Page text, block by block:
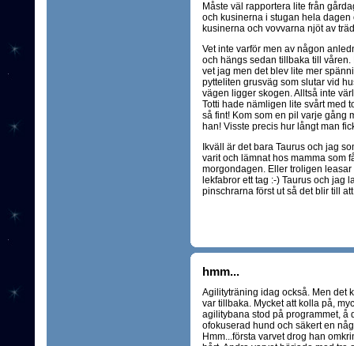
Måste väl rapportera lite från
och kusinerna i stugan hela dagen
kusinerna och vovvarna njöt av
Vet inte varför men av någon
och hängs sedan tillbaka till våren.
vet jag men det blev lite mer
pytteliten grusväg som slutar vid
vägen ligger skogen. Alltså inte
Totti hade nämligen lite svårt med
så fint! Kom som en pil varje gång
han! Visste precis hur långt man
Ikväll är det bara Taurus och jag
varit och lämnat hos mamma som
morgondagen. Eller troligen
lekfabror ett tag :-) Taurus och jag
pinschrarna först ut så det blir till
hmm...
Agilityträning idag också. Men det
var tillbaka. Mycket att kolla på,
agilitybana stod på programmet, å
ofokuserad hund och säkert en
Hmm...första varvet drog han